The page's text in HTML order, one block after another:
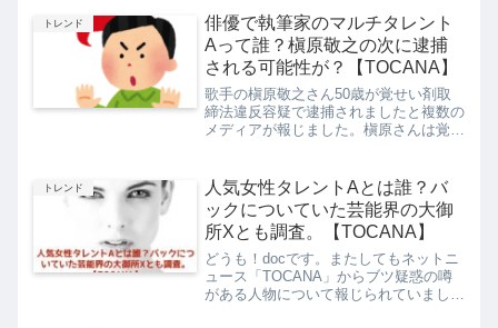
す。ニュースでは、元々Xさんが所属す
るプロダクションは黒い噂が...
トレンド
俳優で執筆家のマルチタレント
Aって誰？槇原敬之の次に逮捕
される可能性が？【TOCANA】
歌手の槇原敬之さん50歳が覚せい剤取
締法違反容疑で逮捕されましたと複数の
メディアが報じました。槇原さんは覚醒
ースは衝撃でした。ネットでは「やっぱ
りやめることはできな...
トレンド
人気女性タレントAとは誰？バ
ックについていた芸能界の大御
所Xとも調査。【TOCANA】
どうも！docです。またしてもネットニ
ュース「TOCANA」からブツ疑惑の噂
がある人物について報じられていまし